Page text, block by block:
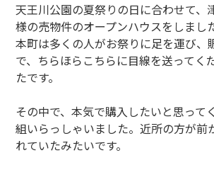
天王川公園の夏祭りの日に合わせて、
様の売物件のオープンハウスをしまし
本町は多くの人がお祭りに足を運び、
で、ちらほらこちらに目線を送ってく
たです。
その中で、本気で購入したいと思って
組いらっしゃいました。近所の方が前
れていたみたいです。